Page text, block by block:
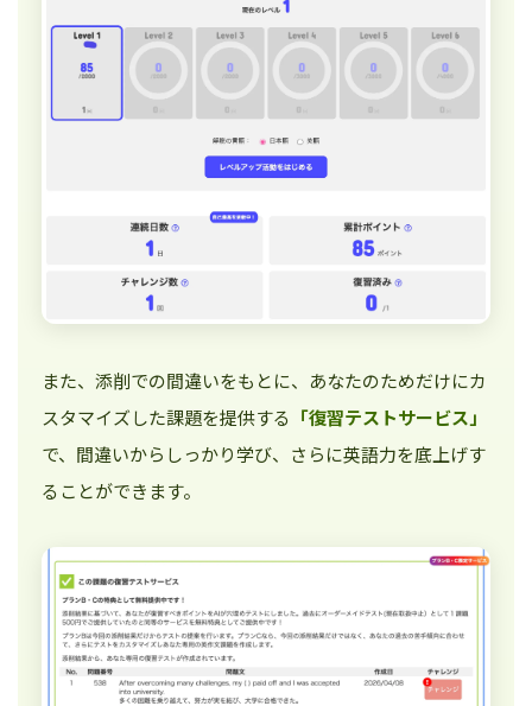
また、添削での間違いをもとに、あなたのためだけにカ
スタマイズした課題を提供する 「復習テストサービス」
で、間違いからしっかり学び、さらに英語力を底上げす
ることができます。